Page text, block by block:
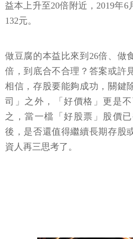
益本上升至20倍附近，2019年6
132元。
做豆腐的本益比來到26倍、做
倍，到底合不合理？答案或許
相信，存股要能夠成功，關鍵
司」之外，「好價格」更是
之，當一檔「好股票」股價
後，是否還值得繼續長期存股
資人再三思考了。